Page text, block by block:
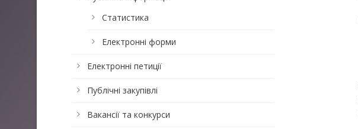
Статистика
Електронні форми
Електронні петиції
Публічні закупівлі
Вакансії та конкурси